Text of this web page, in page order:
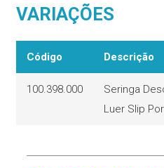
VARIAÇÕES
Código Descrição
100.398.000
Seringa
Luer Slip